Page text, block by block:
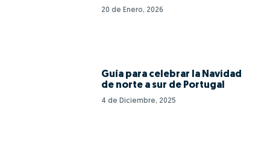
20 de Enero, 2026
Guía para celebrar la Navidad
de norte a sur de Portugal
4 de Diciembre, 2025